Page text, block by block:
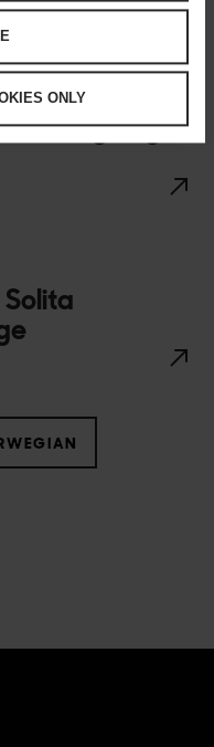
ONLY
som
i Sverige og